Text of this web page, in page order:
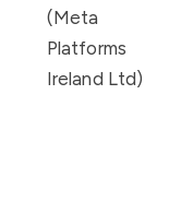
(Meta
Platforms
Ireland Ltd)